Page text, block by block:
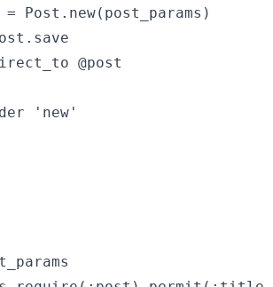
= Post.new(post_params)
@post
'new'